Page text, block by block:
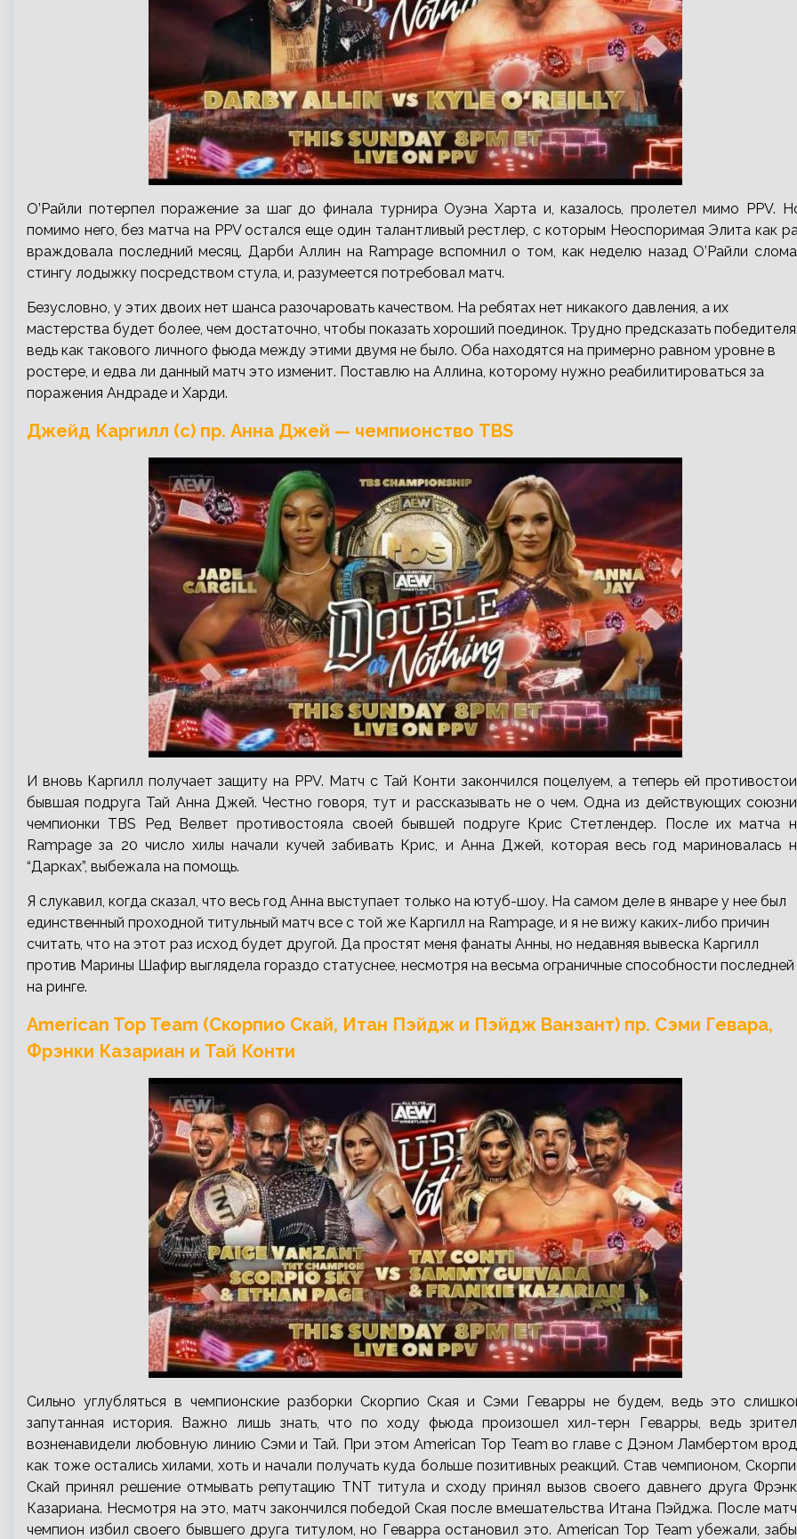
О’Райли потерпел поражение за шаг до финала турнира Оуэна Харта и, казалось, пролетел мимо PPV.
помимо него, без матча на PPV остался еще один талантливый рестлер, с которым Неоспоримая Элита как
враждовала последний месяц. Дарби Аллин на Rampage вспомнил о том, как неделю назад О’Райли
стингу лодыжку посредством стула, и, разумеется потребовал матч.
Безусловно, у этих двоих нет шанса разочаровать качеством. На ребятах нет никакого давления, а их
мастерства будет более, чем достаточно, чтобы показать хороший поединок. Трудно предсказать победителя,
ведь как такового личного фьюда между этими двумя не было. Оба находятся на примерно равном уровне в
ростере, и едва ли данный матч это изменит. Поставлю на Аллина, которому нужно реабилитироваться за
поражения Андраде и Харди.
Джейд Каргилл (c) пр. Анна Джей — чемпионство TBS
И вновь Каргилл получает защиту на PPV. Матч с Тай Конти закончился поцелуем, а теперь ей
бывшая подруга Тай Анна Джей. Честно говоря, тут и рассказывать не о чем. Одна из действующих
чемпионки TBS Ред Велвет противостояла своей бывшей подруге Крис Стетлендер. После их матча
Rampage за 20 число хилы начали кучей забивать Крис, и Анна Джей, которая весь год мариновалась
“Дарках”, выбежала на помощь.
Я слукавил, когда сказал, что весь год Анна выступает только на ютуб-шоу. На самом деле в январе у нее был
единственный проходной титульный матч все с той же Каргилл на Rampage, и я не вижу каких-либо причин
считать, что на этот раз исход будет другой. Да простят меня фанаты Анны, но недавняя вывеска Каргилл
против Марины Шафир выглядела гораздо статуснее, несмотря на весьма ограничные способности последней
на ринге.
American Top Team (Скорпио Скай, Итан Пэйдж и Пэйдж Ванзант) пр. Сэми Гевара,
Фрэнки Казариан и Тай Конти
Сильно углубляться в чемпионские разборки Скорпио Ская и Сэми Геварры не будем, ведь это
запутанная история. Важно лишь знать, что по ходу фьюда произошел хил-терн Геварры, ведь
возненавидели любовную линию Сэми и Тай. При этом American Top Team во главе с Дэном Ламбертом
как тоже остались хилами, хоть и начали получать куда больше позитивных реакций. Став чемпионом,
Скай принял решение отмывать репутацию TNT титула и сходу принял вызов своего давнего друга
Казариана. Несмотря на это, матч закончился победой Ская после вмешательства Итана Пэйджа. После
чемпион избил своего бывшего друга титулом, но Геварра остановил это. American Top Team убежали,